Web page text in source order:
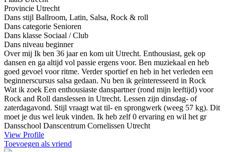
Provincie Utrecht
Dans stijl Ballroom, Latin, Salsa, Rock & roll
Dans categorie Senioren
Dans klasse Sociaal / Club
Dans niveau beginner
Over mij Ik ben 36 jaar en kom uit Utrecht. Enthousiast, gek op
dansen en ga altijd vol passie ergens voor. Ben muziekaal en heb
goed gevoel voor ritme. Verder sportief en heb in het verleden een
beginnerscursus salsa gedaan. Nu ben ik geïnteresseerd in Rock
Wat ik zoek Een enthousiaste danspartner (rond mijn leeftijd) voor
Rock and Roll danslessen in Utrecht. Lessen zijn dinsdag- of
zaterdagavond. Stijl vraagt wat til- en sprongwerk (weeg 57 kg). Dit
moet je dus wel leuk vinden. Ik heb zelf 0 ervaring en wil het gr
Dansschool Danscentrum Cornelissen Utrecht
View Profile
Toevoegen als vriend